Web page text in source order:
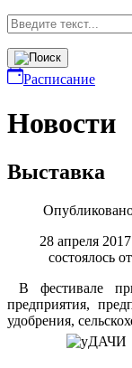
Расписание
Новости
Выставка
28 апреля
состоялось
В фестивале
предприятия,
удобрения,